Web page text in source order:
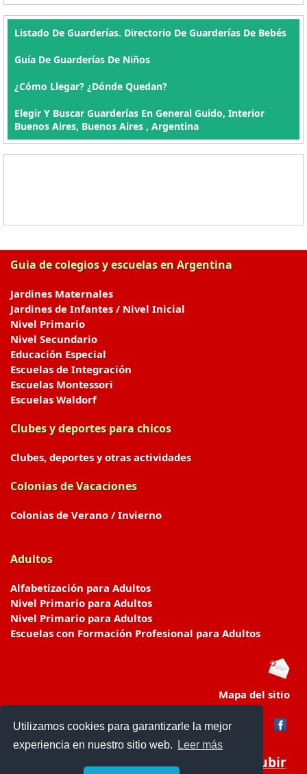
Utilizamos cookies para garantizarle la mejor
experiencia en nuestro sitio web.
Leer más
Listado De Guarderías. Directorio De Guarderías De Bebés
Guía De Guarderías De Niños
¿Cómo Llegar? ¿Dónde Quedan?
Elegir Y Buscar Guarderías En General Guido, Interior
Buenos Aires, Buenos Aires , Argentina
Guia de colegios y escuelas en Argentina
Jardines Maternales
Jardines de Infantes / Nivel Inicial
Nivel Primario
Nivel Secundario
Educación Especial
Escuelas de Integración
Escuelas Montessori
Escuelas Waldorf
Clubes y deportes para chicos
Clubes, deportes y otras actividades
Colonias de Vacaciones
Colonias de Verano / Invierno
Adultos
Alfabetización para Adultos
Nivel Primario para Adultos
Nivel Primario para Adultos
Escuelas con Formación Profesional para Adultos
Mapa del sitio
Subir